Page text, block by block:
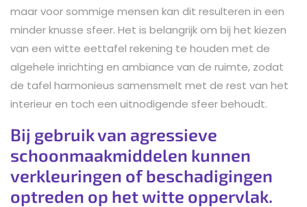
maar voor sommige mensen kan dit resulteren in een
minder knusse sfeer. Het is belangrijk om bij het kiezen
van een witte eettafel rekening te houden met de
algehele inrichting en ambiance van de ruimte, zodat
de tafel harmonieus samensmelt met de rest van het
interieur en toch een uitnodigende sfeer behoudt.
Bij gebruik van agressieve
schoonmaakmiddelen kunnen
verkleuringen of beschadigingen
optreden op het witte oppervlak.